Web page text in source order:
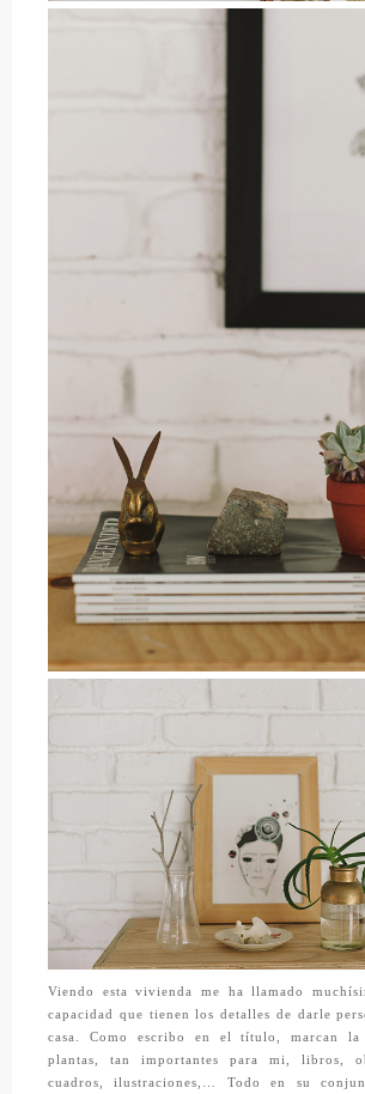
Viendo esta vivienda me ha llamado
capacidad que tienen los detalles de darle
casa. Como escribo en el título, marcan la
plantas, tan importantes para mi, libros,
cuadros, ilustraciones,… Todo en su